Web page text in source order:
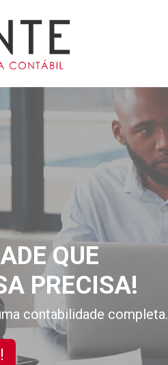
QUE
PRECISA!
contabilidade completa.